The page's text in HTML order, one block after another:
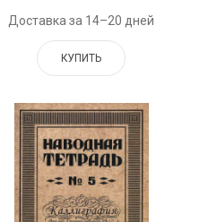
Доставка за 14–20 дней
КУПИТЬ